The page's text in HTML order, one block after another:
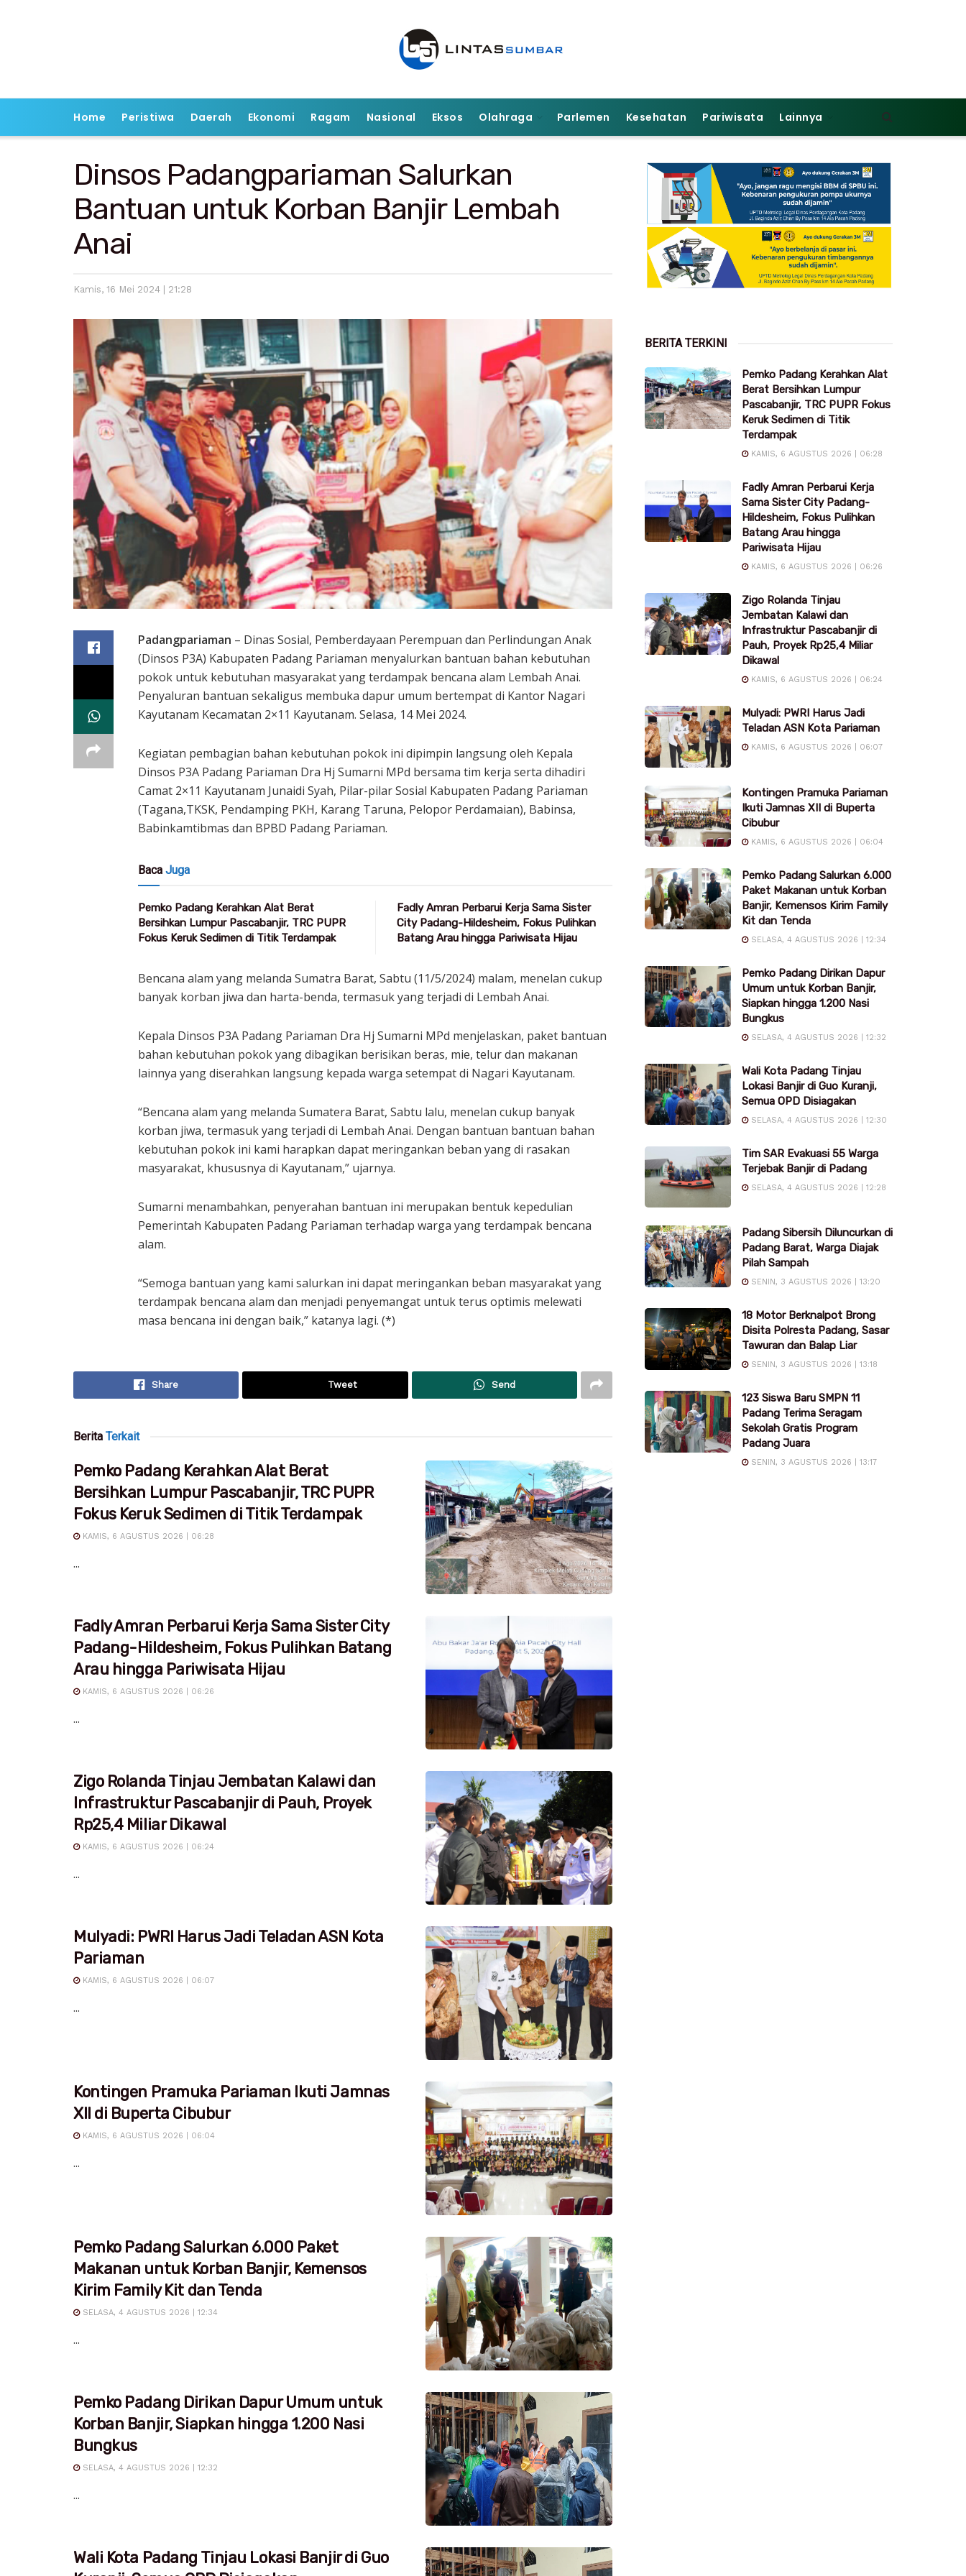
Home Peristiwa Daerah Ekonomi Ragam Nasional Eksos Olahraga Parlemen Kesehatan Pariwisata Lainnya
Dinsos Padangpariaman Salurkan
Bantuan untuk Korban Banjir Lembah
Anai
Kamis, 16 Mei 2024 | 21:28
Padangpariaman – Dinas Sosial, Pemberdayaan Perempuan dan Perlindungan Anak
(Dinsos P3A) Kabupaten Padang Pariaman menyalurkan bantuan bahan kebutuhan
pokok untuk kebutuhan masyarakat yang terdampak bencana alam Lembah Anai.
Penyaluran bantuan sekaligus membuka dapur umum bertempat di Kantor Nagari
Kayutanam Kecamatan 2×11 Kayutanam. Selasa, 14 Mei 2024.
Kegiatan pembagian bahan kebutuhan pokok ini dipimpin langsung oleh Kepala
Dinsos P3A Padang Pariaman Dra Hj Sumarni MPd bersama tim kerja serta dihadiri
Camat 2×11 Kayutanam Junaidi Syah, Pilar-pilar Sosial Kabupaten Padang Pariaman
(Tagana,TKSK, Pendamping PKH, Karang Taruna, Pelopor Perdamaian), Babinsa,
Babinkamtibmas dan BPBD Padang Pariaman.
Baca Juga
Pemko Padang Kerahkan Alat Berat
Bersihkan Lumpur Pascabanjir, TRC PUPR
Fokus Keruk Sedimen di Titik Terdampak
Fadly Amran Perbarui Kerja Sama Sister
City Padang-Hildesheim, Fokus Pulihkan
Batang Arau hingga Pariwisata Hijau
Bencana alam yang melanda Sumatra Barat, Sabtu (11/5/2024) malam, menelan cukup
banyak korban jiwa dan harta-benda, termasuk yang terjadi di Lembah Anai.
Kepala Dinsos P3A Padang Pariaman Dra Hj Sumarni MPd menjelaskan, paket bantuan
bahan kebutuhan pokok yang dibagikan berisikan beras, mie, telur dan makanan
lainnya yang diserahkan langsung kepada warga setempat di Nagari Kayutanam.
“Bencana alam yang melanda Sumatera Barat, Sabtu lalu, menelan cukup banyak
korban jiwa, termasuk yang terjadi di Lembah Anai. Dengan bantuan bantuan bahan
kebutuhan pokok ini kami harapkan dapat meringankan beban yang di rasakan
masyarakat, khususnya di Kayutanam,” ujarnya.
Sumarni menambahkan, penyerahan bantuan ini merupakan bentuk kepedulian
Pemerintah Kabupaten Padang Pariaman terhadap warga yang terdampak bencana
alam.
“Semoga bantuan yang kami salurkan ini dapat meringankan beban masyarakat yang
terdampak bencana alam dan menjadi penyemangat untuk terus optimis melewati
masa bencana ini dengan baik,” katanya lagi. (*)
Share Tweet Send
Berita Terkait
Pemko Padang Kerahkan Alat Berat
Bersihkan Lumpur Pascabanjir, TRC PUPR
Fokus Keruk Sedimen di Titik Terdampak
KAMIS, 6 AGUSTUS 2026 | 06:28
...
Fadly Amran Perbarui Kerja Sama Sister City
Padang-Hildesheim, Fokus Pulihkan Batang
Arau hingga Pariwisata Hijau
KAMIS, 6 AGUSTUS 2026 | 06:26
...
Zigo Rolanda Tinjau Jembatan Kalawi dan
Infrastruktur Pascabanjir di Pauh, Proyek
Rp25,4 Miliar Dikawal
KAMIS, 6 AGUSTUS 2026 | 06:24
...
Mulyadi: PWRI Harus Jadi Teladan ASN Kota
Pariaman
KAMIS, 6 AGUSTUS 2026 | 06:07
...
Kontingen Pramuka Pariaman Ikuti Jamnas
XII di Buperta Cibubur
KAMIS, 6 AGUSTUS 2026 | 06:04
...
Pemko Padang Salurkan 6.000 Paket
Makanan untuk Korban Banjir, Kemensos
Kirim Family Kit dan Tenda
SELASA, 4 AGUSTUS 2026 | 12:34
...
Pemko Padang Dirikan Dapur Umum untuk
Korban Banjir, Siapkan hingga 1.200 Nasi
Bungkus
SELASA, 4 AGUSTUS 2026 | 12:32
...
Wali Kota Padang Tinjau Lokasi Banjir di Guo
BERITA TERKINI
Pemko Padang Kerahkan Alat
Berat Bersihkan Lumpur
Pascabanjir, TRC PUPR Fokus
Keruk Sedimen di Titik
Terdampak
KAMIS, 6 AGUSTUS 2026 | 06:28
Fadly Amran Perbarui Kerja
Sama Sister City Padang-
Hildesheim, Fokus Pulihkan
Batang Arau hingga
Pariwisata Hijau
KAMIS, 6 AGUSTUS 2026 | 06:26
Zigo Rolanda Tinjau
Jembatan Kalawi dan
Infrastruktur Pascabanjir di
Pauh, Proyek Rp25,4 Miliar
Dikawal
KAMIS, 6 AGUSTUS 2026 | 06:24
Mulyadi: PWRI Harus Jadi
Teladan ASN Kota Pariaman
KAMIS, 6 AGUSTUS 2026 | 06:07
Kontingen Pramuka Pariaman
Ikuti Jamnas XII di Buperta
Cibubur
KAMIS, 6 AGUSTUS 2026 | 06:04
Pemko Padang Salurkan 6.000
Paket Makanan untuk Korban
Banjir, Kemensos Kirim Family
Kit dan Tenda
SELASA, 4 AGUSTUS 2026 | 12:34
Pemko Padang Dirikan Dapur
Umum untuk Korban Banjir,
Siapkan hingga 1.200 Nasi
Bungkus
SELASA, 4 AGUSTUS 2026 | 12:32
Wali Kota Padang Tinjau
Lokasi Banjir di Guo Kuranji,
Semua OPD Disiagakan
SELASA, 4 AGUSTUS 2026 | 12:30
Tim SAR Evakuasi 55 Warga
Terjebak Banjir di Padang
SELASA, 4 AGUSTUS 2026 | 12:28
Padang Sibersih Diluncurkan di
Padang Barat, Warga Diajak
Pilah Sampah
SENIN, 3 AGUSTUS 2026 | 13:20
18 Motor Berknalpot Brong
Disita Polresta Padang, Sasar
Tawuran dan Balap Liar
SENIN, 3 AGUSTUS 2026 | 13:18
123 Siswa Baru SMPN 11
Padang Terima Seragam
Sekolah Gratis Program
Padang Juara
SENIN, 3 AGUSTUS 2026 | 13:17